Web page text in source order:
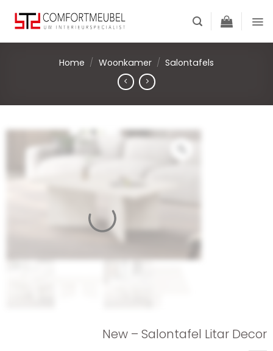
content
Home / Woonkamer / Salontafels
New – Salontafel Litar Decor